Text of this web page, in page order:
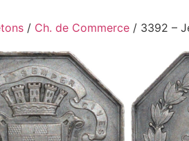
/ Ch. de Commerce / 3392 –